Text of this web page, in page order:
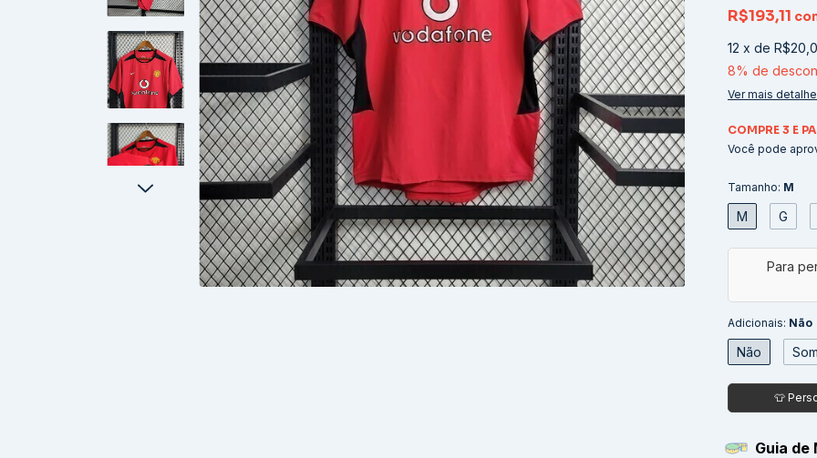
R$193,11
12 x de
8% de
Ver mais
COMPRE 3 E
Você pode
Tamanho: M
M G
Adicionais: Não
Não
Guia de